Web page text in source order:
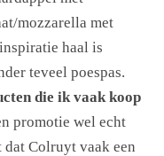
mozzarella met
haal is
teveel poespas.
die ik vaak koop
promotie wel echt
Colruyt vaak een